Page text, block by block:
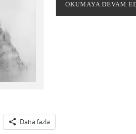
OKUMAYA DEVAM
Daha fazla